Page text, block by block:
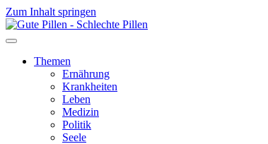
Zum Inhalt springen
Themen
Ernährung
Krankheiten
Leben
Medizin
Politik
Seele